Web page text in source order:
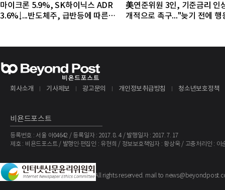
마이크론 5.9%, SK하이닉스 ADR
3.6%↓...반도체주, 급반등에 따른
美연준위원 3인, 기준금리 인
개적으로 촉구..."늦기 전에 행
회사소개 기사제보 광고문의 개인정보취급방침 청소년보호정책
비욘드포스트
등록번호 : 서울 아04642 / 등록일자 : 2017. 8. 4 / 발행일자 : 2017. 7. 17
제호 : 비욘드포스트 / 발행인·편집인 : 유현희 / 정보보호책임자 : 황상욱 / 고충처리인 : 이
Copyright ©The BeyondPost. All rights reserved. mail to